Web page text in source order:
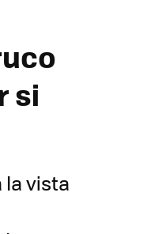
si
la vista